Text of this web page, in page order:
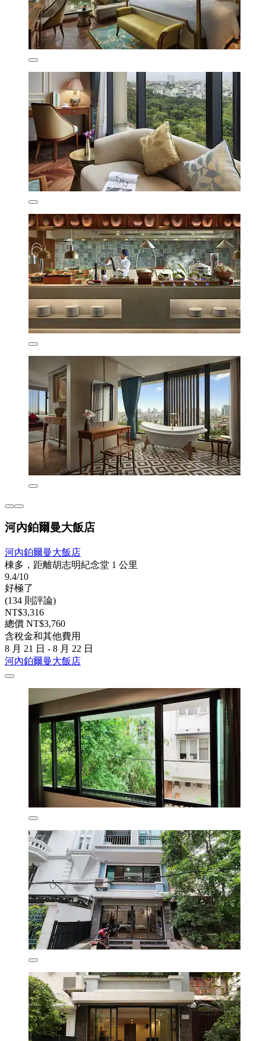
河內鉑爾曼大飯店
河內鉑爾曼大飯店
棟多，距離胡志明紀念堂 1 公里
9.4/10
好極了
(134 則評論)
NT$3,316
總價 NT$3,760
含稅金和其他費用
8 月 21 日 - 8 月 22 日
河內鉑爾曼大飯店